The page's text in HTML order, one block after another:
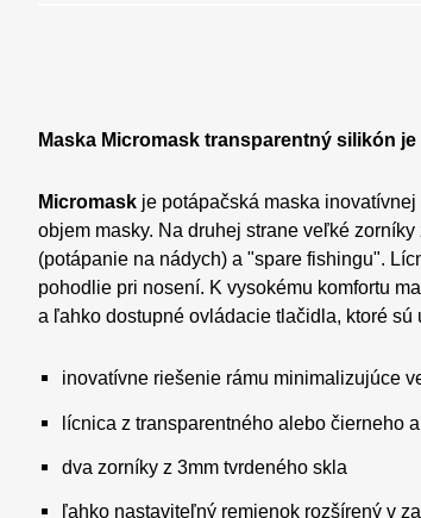
Maska Micromask transparentný silikón
Micromask je potápačská maska
objem masky. Na druhej strane veľké
(potápanie na nádych) a "spare fishingu".
pohodlie pri nosení. K vysokému komfortu
a ľahko dostupné ovládacie tlačidla, ktoré sú
inovatívne riešenie rámu minimalizujúce
lícnica z transparentného alebo čierneho
dva zorníky z 3mm tvrdeného skla
ľahko nastaviteľný remienok rozšírený v